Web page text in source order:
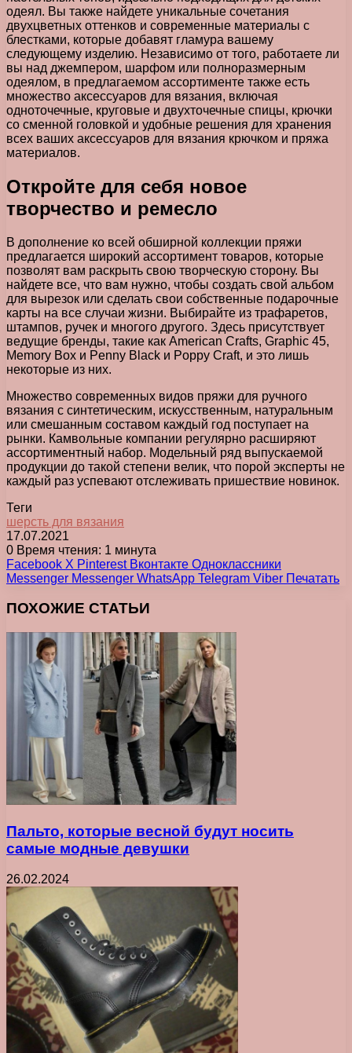
одеял. Вы также найдете уникальные сочетания
двухцветных оттенков и современные материалы с
блестками, которые добавят гламура вашему
следующему изделию. Независимо от того, работаете ли
вы над джемпером, шарфом или полноразмерным
одеялом, в предлагаемом ассортименте также есть
множество аксессуаров для вязания, включая
одноточечные, круговые и двухточечные спицы, крючки
со сменной головкой и удобные решения для хранения
всех ваших аксессуаров для вязания крючком и пряжа
материалов.
Откройте для себя новое
творчество и ремесло
В дополнение ко всей обширной коллекции пряжи
предлагается широкий ассортимент товаров, которые
позволят вам раскрыть свою творческую сторону. Вы
найдете все, что вам нужно, чтобы создать свой альбом
для вырезок или сделать свои собственные подарочные
карты на все случаи жизни. Выбирайте из трафаретов,
штампов, ручек и многого другого. Здесь присутствует
ведущие бренды, такие как American Crafts, Graphic 45,
Memory Box и Penny Black и Poppy Craft, и это лишь
некоторые из них.
Множество современных видов пряжи для ручного
вязания с синтетическим, искусственным, натуральным
или смешанным составом каждый год поступает на
рынки. Камвольные компании регулярно расширяют
ассортиментный набор. Модельный ряд выпускаемой
продукции до такой степени велик, что порой эксперты не
каждый раз успевают отслеживать пришествие новинок.
Теги
шерсть для вязания
17.07.2021
0 Время чтения: 1 минута
Facebook X Pinterest Вконтакте Одноклассники
Messenger Messenger WhatsApp Telegram Viber Печатать
ПОХОЖИЕ СТАТЬИ
Пальто, которые весной будут носить
самые модные девушки
26.02.2024